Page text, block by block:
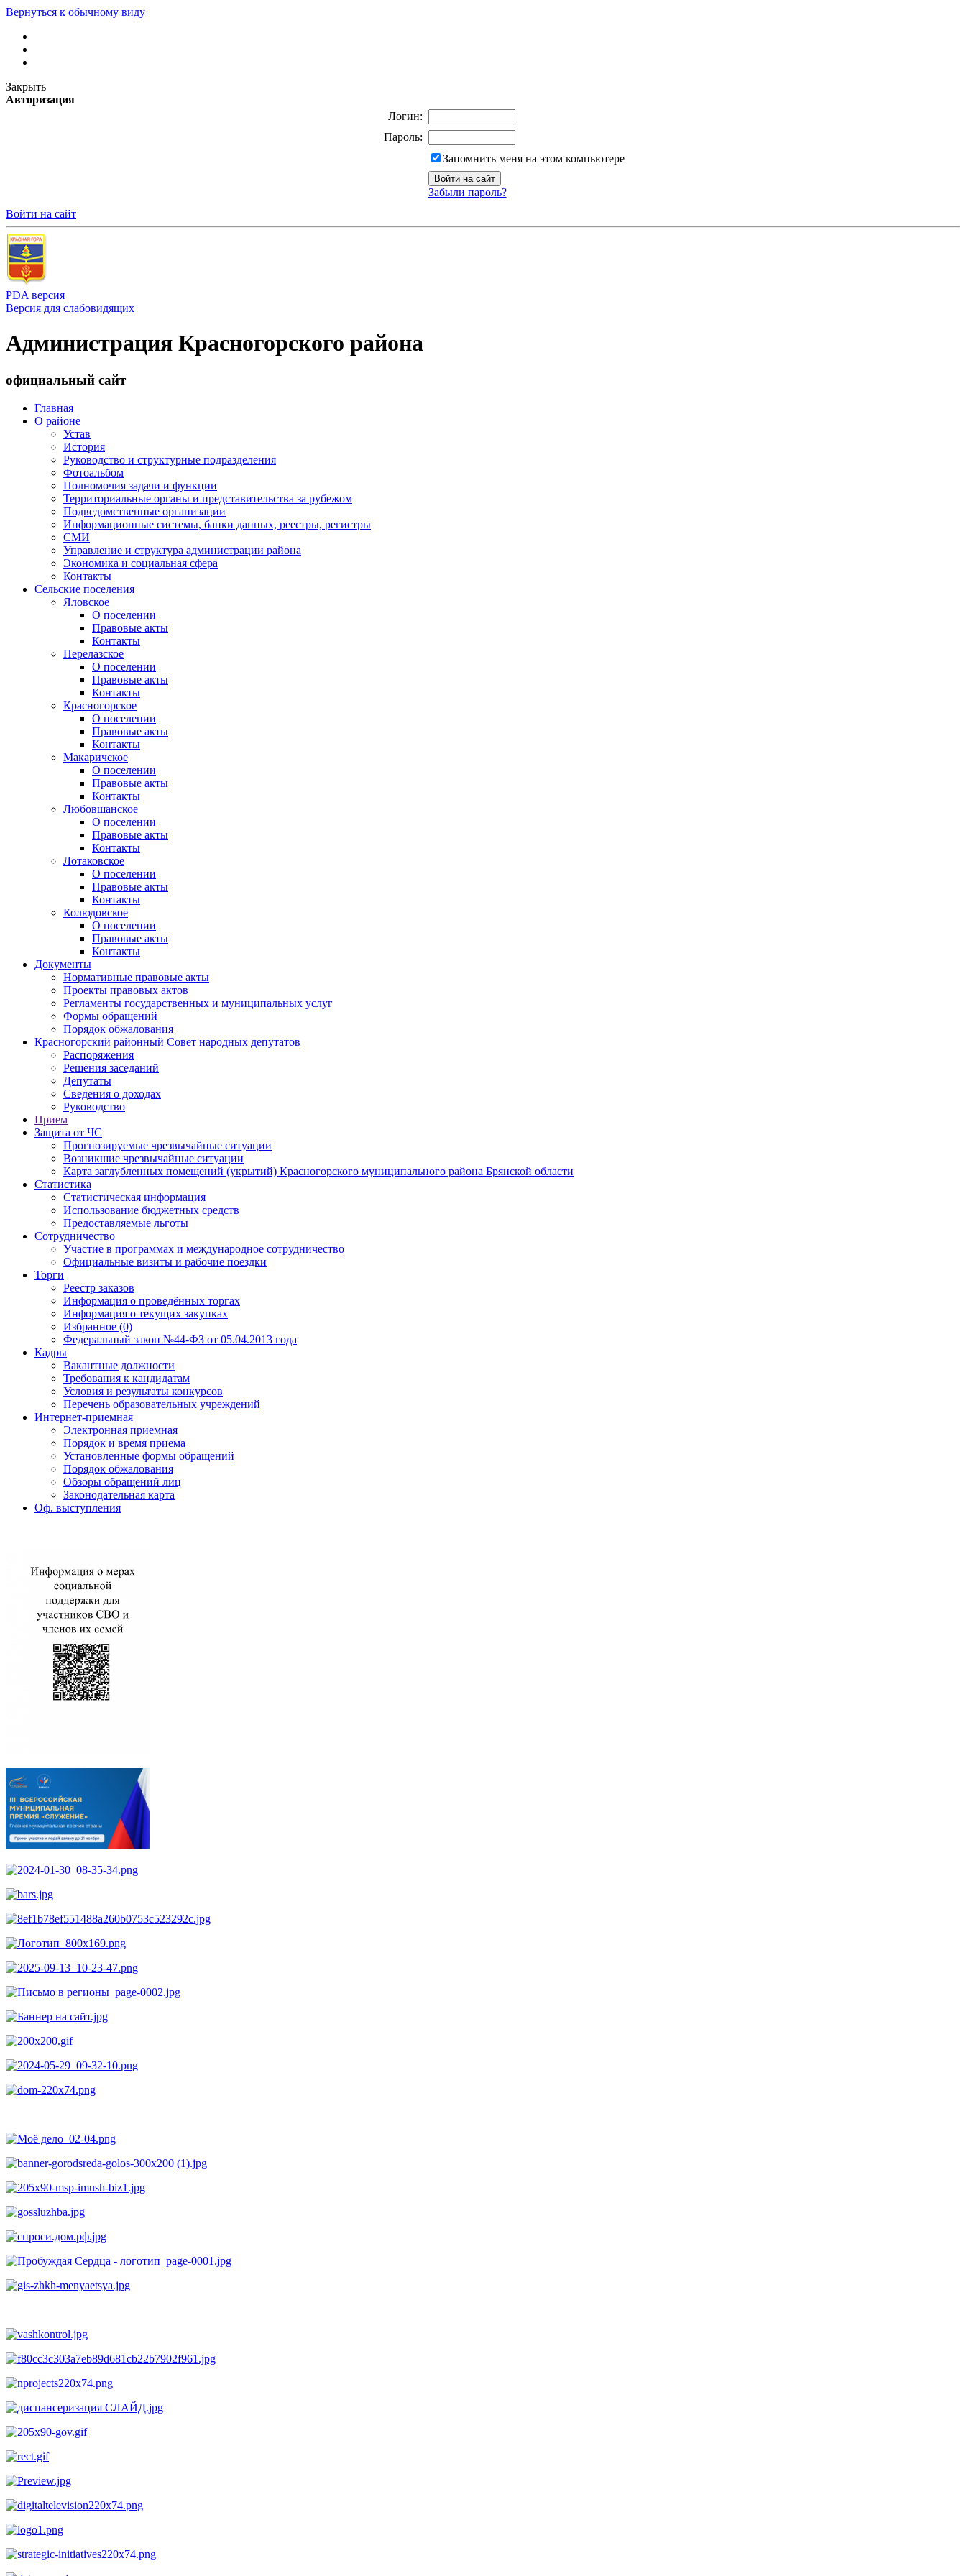
Вернуться к обычному виду
Закрыть
Авторизация
Логин:
Пароль:
Запомнить меня на этом компьютере
Забыли пароль?
Войти на сайт
PDA версия
Версия для слабовидящих
Администрация Красногорского района
официальный сайт
Главная
О районе
Устав
История
Руководство и структурные подразделения
Фотоальбом
Полномочия задачи и функции
Территориальные органы и представительства за рубежом
Подведомственные организации
Информационные системы, банки данных, реестры, регистры
СМИ
Управление и структура администрации района
Экономика и социальная сфера
Контакты
Сельские поселения
Яловское
О поселении
Правовые акты
Контакты
Перелазское
О поселении
Правовые акты
Контакты
Красногорское
О поселении
Правовые акты
Контакты
Макаричское
О поселении
Правовые акты
Контакты
Любовшанское
О поселении
Правовые акты
Контакты
Лотаковское
О поселении
Правовые акты
Контакты
Колюдовское
О поселении
Правовые акты
Контакты
Документы
Нормативные правовые акты
Проекты правовых актов
Регламенты государственных и муниципальных услуг
Формы обращений
Порядок обжалования
Красногорский районный Совет народных депутатов
Распоряжения
Решения заседаний
Депутаты
Сведения о доходах
Руководство
Прием
Защита от ЧС
Прогнозируемые чрезвычайные ситуации
Возникшие чрезвычайные ситуации
Карта заглубленных помещений (укрытий) Красногорского муниципального района Брянской области
Статистика
Статистическая информация
Использование бюджетных средств
Предоставляемые льготы
Сотрудничество
Участие в программах и международное сотрудничество
Официальные визиты и рабочие поездки
Торги
Реестр заказов
Информация о проведённых торгах
Информация о текущих закупках
Избранное (0)
Федеральный закон №44-ФЗ от 05.04.2013 года
Кадры
Вакантные должности
Требования к кандидатам
Условия и результаты конкурсов
Перечень образовательных учреждений
Интернет-приемная
Электронная приемная
Порядок и время приема
Установленные формы обращений
Порядок обжалования
Обзоры обращений лиц
Законодательная карта
Оф. выступления